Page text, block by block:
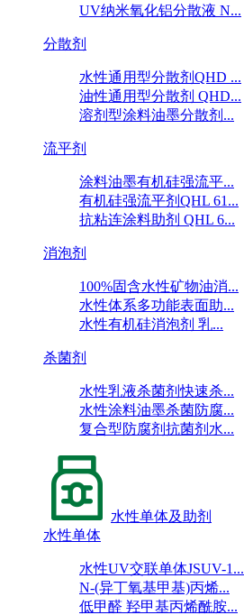
UV纳米氧化铝分散液 N...
分散剂
水性通用型分散剂QHD ...
油性通用型分散剂 QHD...
溶剂型涂料油墨分散剂...
流平剂
涂料油墨有机硅强流平...
有机硅强流平剂QHL 61...
抗粘连涂料助剂 QHL 6...
消泡剂
100%固含水性矿物油消...
水性体系多功能表面助...
水性有机硅消泡剂 乳...
杀菌剂
水性乳液杀菌剂快速杀...
水性涂料油墨杀菌防腐...
复合型防腐剂抗菌剂水...
水性单体及助剂
水性单体
水性UV交联单体JSUV-1...
N-(异丁氧基甲基)丙烯...
低甲醛 羟甲基丙烯酰胺...